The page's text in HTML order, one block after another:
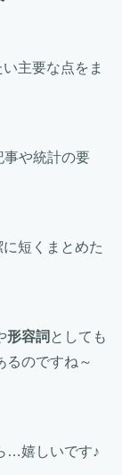
主要な点をま
や統計の要
短くまとめた
形容詞 としても
るのですね～
…嬉しいです♪